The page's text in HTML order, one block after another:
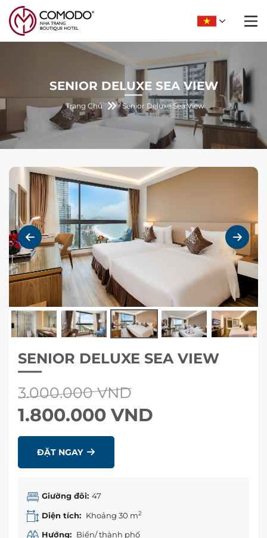
SENIOR DELUXE SEA VIEW
Trang Chủ Senior Deluxe Sea View
SENIOR DELUXE SEA VIEW
3.000.000 VND
1.800.000 VND
ĐẶT NGAY
Giường đôi: 47
Diện tích: Khoảng 30 m2
Hướng: Biển/ thành phố